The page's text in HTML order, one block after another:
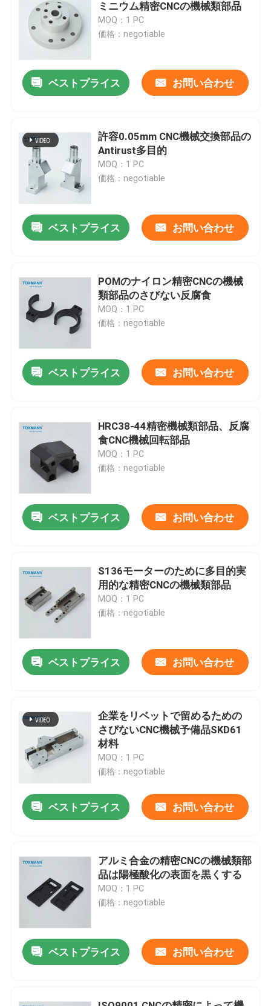
家
私達について
工場旅行
品質管理
ニュース
精密によって機械で造られる部品
CNCは部品を機械で造った
ミニウム精密CNCの機械類部品
MOQ：1 PC
価格：negotiable
ベストプライス お問い合わせ
許容0.05mm CNC機械交換部品の
Antirust多目的
MOQ：1 PC
価格：negotiable
ベストプライス お問い合わせ
POMのナイロン精密CNCの機械
類部品のさびない反腐食
MOQ：1 PC
価格：negotiable
ベストプライス お問い合わせ
HRC38-44精密機械類部品、反腐
食CNC機械回転部品
MOQ：1 PC
価格：negotiable
ベストプライス お問い合わせ
S136モーターのために多目的実
用的な精密CNCの機械類部品
MOQ：1 PC
価格：negotiable
ベストプライス お問い合わせ
企業をリベットで留めるための
さびないCNC機械予備品SKD61
材料
MOQ：1 PC
価格：negotiable
ベストプライス お問い合わせ
アルミ合金の精密CNCの機械類部
品は陽極酸化の表面を黒くする
MOQ：1 PC
価格：negotiable
ベストプライス お問い合わせ